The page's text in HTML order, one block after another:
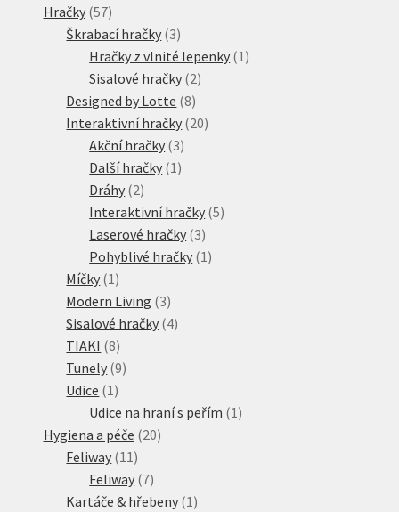
Hračky 5757
produktů
Škrabací hračky 33
produkty
Hračky z vlnité lepenky 11
Sisalové hračky 22
Designed by Lotte 88
produktů
Interaktivní hračky 2020
Akční hračky 33
produkty
Další hračky 11
Dráhy 22
produkty
Interaktivní hračky 55
Laserové hračky 33
produkty
Pohyblivé hračky 11
Míčky 11
produkt
Modern Living 33
produkty
Sisalové hračky 44
TIAKI 88
produktů
Tunely 99
Udice 11
produkt
Udice na hraní s peřím 11
Hygiena a péče 2020
Feliway 1111
produktů
Feliway 77
produktů
Kartáče & hřebeny 11